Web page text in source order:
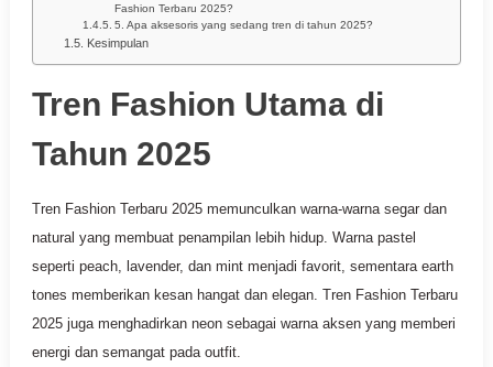
Fashion Terbaru 2025?
5. Apa aksesoris yang sedang tren di tahun 2025?
Kesimpulan
Tren Fashion Utama di
Tahun 2025
Tren Fashion Terbaru 2025 memunculkan warna-warna segar dan
natural yang membuat penampilan lebih hidup. Warna pastel
seperti peach, lavender, dan mint menjadi favorit, sementara earth
tones memberikan kesan hangat dan elegan. Tren Fashion Terbaru
2025 juga menghadirkan neon sebagai warna aksen yang memberi
energi dan semangat pada outfit.